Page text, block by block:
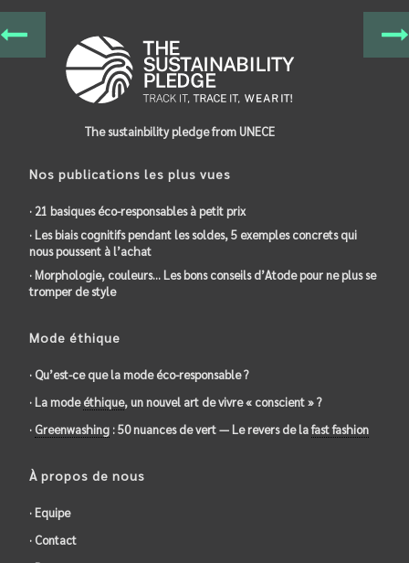
The sustainbility pledge from UNECE
Nos publications les plus vues
· 21 basiques éco-responsables à petit prix
· Les biais cognitifs pendant les soldes, 5 exemples concrets qui
nous poussent à l’achat
· Morphologie, couleurs… Les bons conseils d’Atode pour ne plus se
tromper de style
Mode éthique
· Qu’est-ce que la mode éco-responsable ?
· La modeéthique, un nouvel art de vivre « conscient » ?
· Greenwashing : 50 nuances de vert — Le revers de lafast fashion
À propos de nous
· Equipe
· Contact